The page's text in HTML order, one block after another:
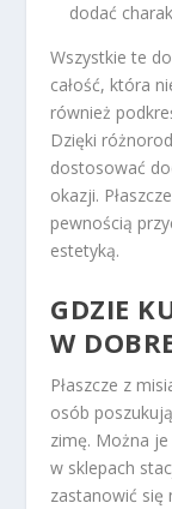
dodać
Wszystkie te
całość, która
również
Dzięki
dostosować
okazji.
pewnością
estetyką.
GDZIE
W
Płaszcze z
osób
zimę. Można
w sklepach
zastanowić się